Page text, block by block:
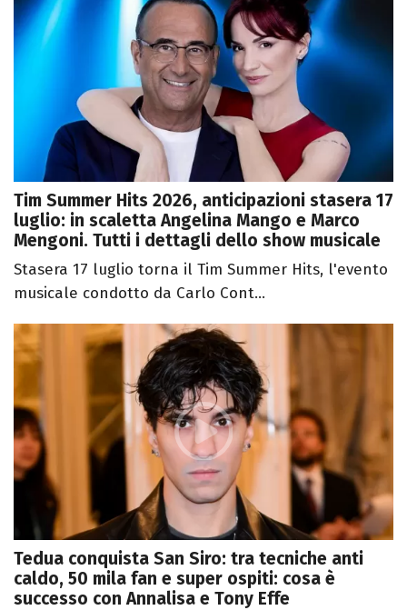
Tim Summer Hits 2026, anticipazioni stasera 17
luglio: in scaletta Angelina Mango e Marco
Mengoni. Tutti i dettagli dello show musicale
Stasera 17 luglio torna il Tim Summer Hits, l'evento
musicale condotto da Carlo Cont...
Tedua conquista San Siro: tra tecniche anti
caldo, 50 mila fan e super ospiti: cosa è
successo con Annalisa e Tony Effe